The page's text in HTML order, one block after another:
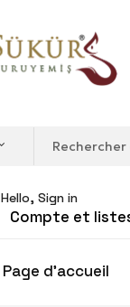
Hello, Sign in
Compte et
Page d'accueil